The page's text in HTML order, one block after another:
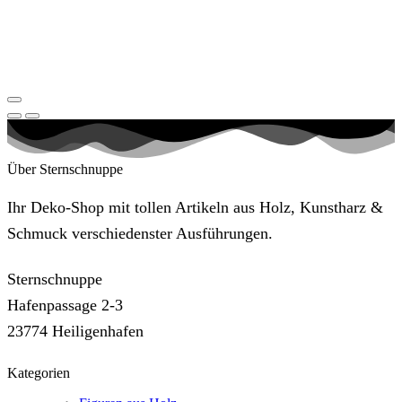
Über Sternschnuppe
Ihr Deko-Shop mit tollen Artikeln aus Holz, Kunstharz &
Schmuck verschiedenster Ausführungen.
Sternschnuppe
Hafenpassage 2-3
23774 Heiligenhafen
Kategorien